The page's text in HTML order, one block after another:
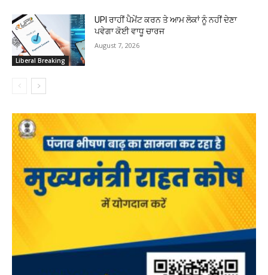
Liberal Breaking
UPI ਰਾਹੀਂ ਪੈਮੇਂਟ ਕਰਨ ਤੇ ਆਮ ਲੋਕਾਂ ਨੂੰ ਨਹੀਂ ਦੇਣਾ
ਪਵੇਗਾ ਕੋਈ ਵਾਧੂ ਚਾਰਜ
August 7, 2026